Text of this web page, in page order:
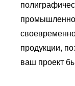
продукции,
ваш проект